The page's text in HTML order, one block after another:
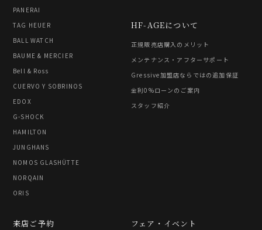
PANERAI
TAG HEUER
BALL WATCH
BAUME & MERCIER
Bell & Ross
CUERVO Y SOBRINOS
EDOX
G-SHOCK
HAMILTON
JUNGHANS
NOMOS GLASHÜTTE
NORQAIN
ORIS
HF-AGEについて
正規販売店購入のメリット
メンテナンス・アフターサポート
Gressive加盟店ならではの追加保証
金利0%ローンのご案内
スタッフ紹介
フェア・イベント
来店ご予約